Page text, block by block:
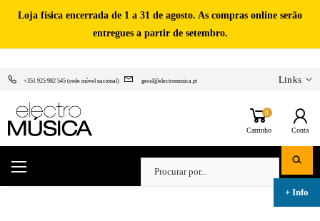
Loja física encerrada de 1 a 31 de agosto. As compras online serão
entregues a partir de setembro.
+351 925 982 545 (rede móvel nacional) geral@electromusica.pt Links
0
Carrinho Conta